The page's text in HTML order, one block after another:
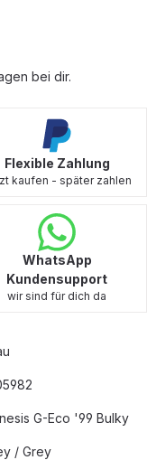
bei dir.
Flexible Zahlung
kaufen - später zahlen
WhatsApp
Kundensupport
wir sind für dich da
G-Eco '99 Bulky
/ Grey